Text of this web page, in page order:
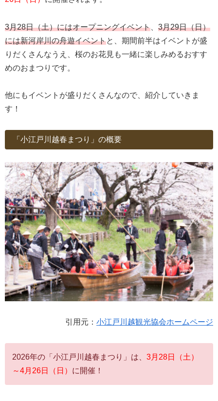
3月28日（土）にはオープニングイベント
3月29日（日）
には新河岸川の舟遊イベントと、期間前半はイベントが盛
りだくさんなうえ、桜のお花見も一緒に楽しみめるおすす
めのおまつりです。
他にもイベントが盛りだくさんなので、紹介していきま
す！
「小江戸川越春まつり」の概要
引用元： 小江戸川越観光協会ホームページ
2026年の「小江戸川越春まつり」は、 3月28日（土）
～4月26日（日） に開催！